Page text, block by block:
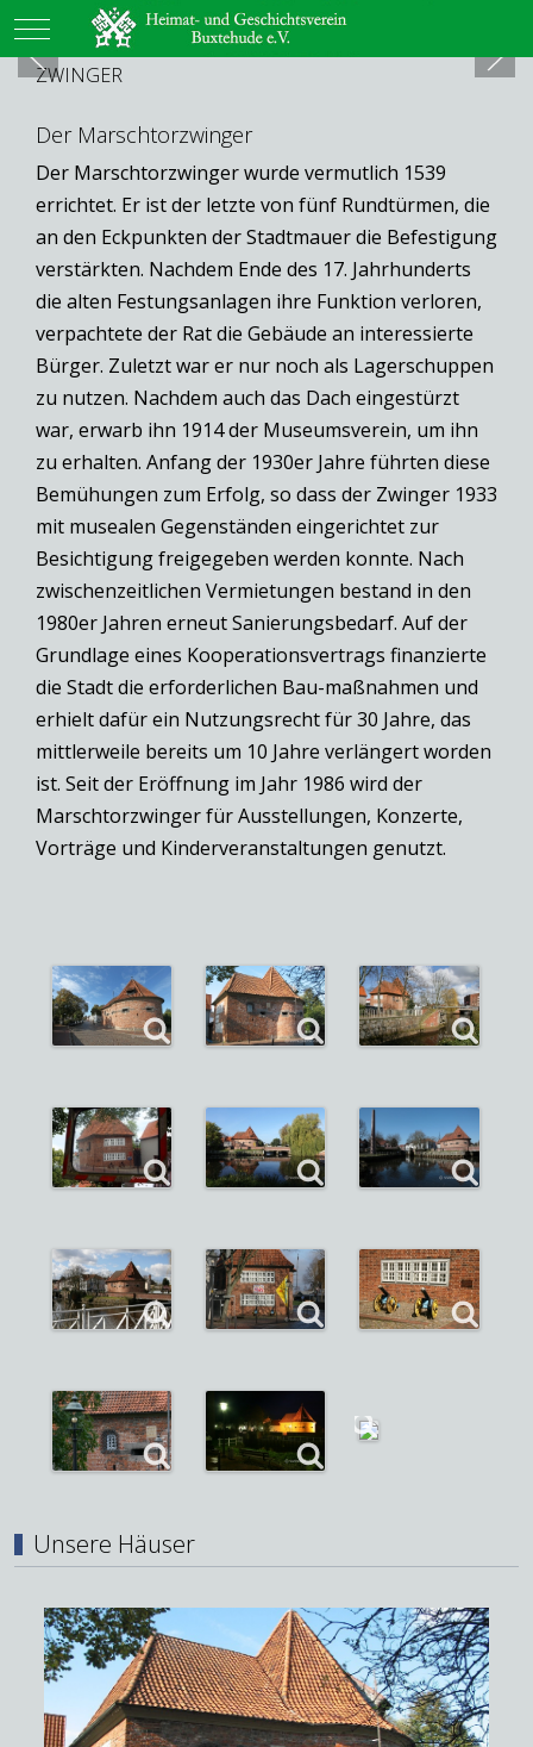
Mobile Menu Toggle
ZWINGER
Der Marschtorzwinger
Der Marschtorzwinger wurde vermutlich 1539
errichtet. Er ist der letzte von fünf Rundtürmen, die
an den Eckpunkten der Stadtmauer die Befestigung
verstärkten. Nachdem Ende des 17. Jahrhunderts
die alten Festungsanlagen ihre Funktion verloren,
verpachtete der Rat die Gebäude an interessierte
Bürger. Zuletzt war er nur noch als Lagerschuppen
zu nutzen. Nachdem auch das Dach eingestürzt
war, erwarb ihn 1914 der Museumsverein, um ihn
zu erhalten. Anfang der 1930er Jahre führten diese
Bemühungen zum Erfolg, so dass der Zwinger 1933
mit musealen Gegenständen eingerichtet zur
Besichtigung freigegeben werden konnte. Nach
zwischenzeitlichen Vermietungen bestand in den
1980er Jahren erneut Sanierungsbedarf. Auf der
Grundlage eines Kooperationsvertrags finanzierte
die Stadt die erforderlichen Bau-maßnahmen und
erhielt dafür ein Nutzungsrecht für 30 Jahre, das
mittlerweile bereits um 10 Jahre verlängert worden
ist. Seit der Eröffnung im Jahr 1986 wird der
Marschtorzwinger für Ausstellungen, Konzerte,
Vorträge und Kinderveranstaltungen genutzt.
Unsere Häuser